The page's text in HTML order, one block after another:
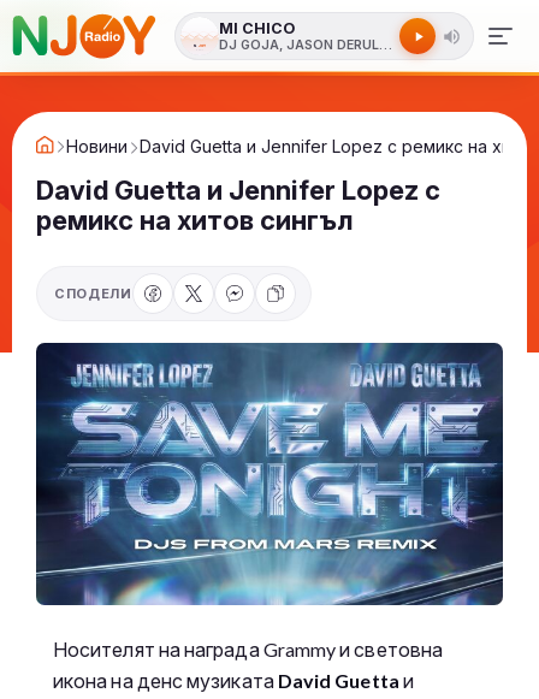
MI CHICO
DJ GOJA, JASON DERULO, MELODY
Новини David Guetta и Jennifer Lopez с ремикс на
David Guetta и Jennifer Lopez с
ремикс на хитов сингъл
СПОДЕЛИ
Носителят на награда Grammy и световна
икона на денс музиката David Guetta и